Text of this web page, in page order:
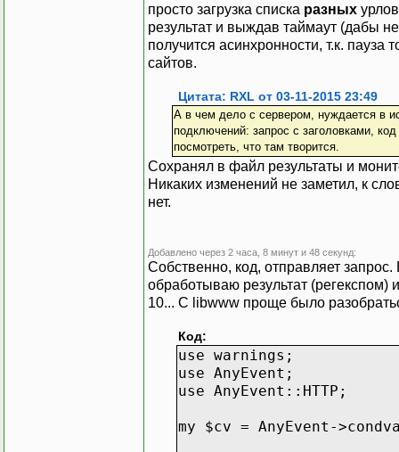
просто загрузка списка разных
результат и выждав таймаут (дабы
получится асинхронности, т.к.
сайтов.
Цитата: RXL от 03-11-2015 23:49
А в чем дело с сервером, нуждается в
подключений: запрос с заголовками,
посмотреть, что там творится.
Сохранял в файл результаты и
Никаких изменений не заметил, к
нет.
Добавлено через 2 часа, 8 минут и 48 секунд:
Собственно, код, отправляет запрос.
обработываю результат
10... С libwww проще было
Код:
use warnings;
use AnyEvent;
use AnyEvent::HTTP;
my $cv = AnyEvent-